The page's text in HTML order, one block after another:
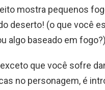
mostra pequenos
deserto! (o que você
algo baseado em fogo?)
que você sofre
no personagem, é